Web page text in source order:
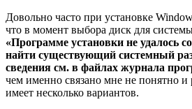
Довольно часто при установке
что в момент выбора диск для
«Программе установки не удалось
найти существующий системный
сведения см. в файлах журнала
чем именно связано мне не понятно
имеет несколько вариантов.